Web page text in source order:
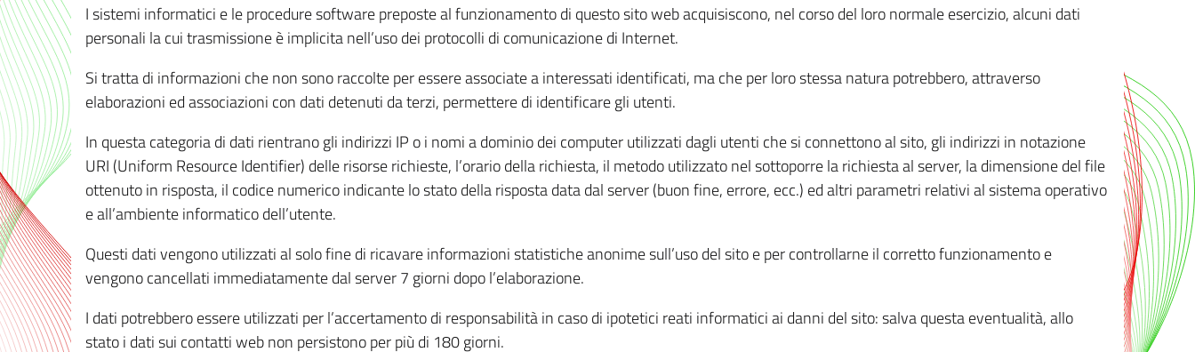
I sistemi informatici e le procedure software preposte al funzionamento di questo sito web acquisiscono, nel corso del loro normale esercizio, alcuni dati
personali la cui trasmissione è implicita nell’uso dei protocolli di comunicazione di Internet.
Si tratta di informazioni che non sono raccolte per essere associate a interessati identificati, ma che per loro stessa natura potrebbero, attraverso
elaborazioni ed associazioni con dati detenuti da terzi, permettere di identificare gli utenti.
In questa categoria di dati rientrano gli indirizzi IP o i nomi a dominio dei computer utilizzati dagli utenti che si connettono al sito, gli indirizzi in notazione
URI (Uniform Resource Identifier) delle risorse richieste, l’orario della richiesta, il metodo utilizzato nel sottoporre la richiesta al server, la dimensione del file
ottenuto in risposta, il codice numerico indicante lo stato della risposta data dal server (buon fine, errore, ecc.) ed altri parametri relativi al sistema operativo
e all’ambiente informatico dell’utente.
Questi dati vengono utilizzati al solo fine di ricavare informazioni statistiche anonime sull’uso del sito e per controllarne il corretto funzionamento e
vengono cancellati immediatamente dal server 7 giorni dopo l’elaborazione.
I dati potrebbero essere utilizzati per l’accertamento di responsabilità in caso di ipotetici reati informatici ai danni del sito: salva questa eventualità, allo
stato i dati sui contatti web non persistono per più di 180 giorni.